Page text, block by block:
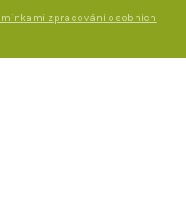
zpracování osobních